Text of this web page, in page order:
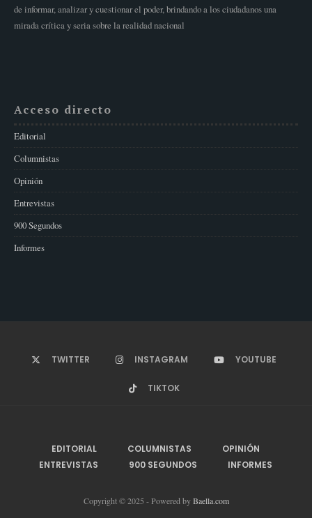
de informar, analizar y cuestionar el poder, brindando a los ciudadanos una
mirada crítica y seria sobre la realidad nacional
Acceso directo
Editorial
Columnistas
Opinión
Entrevistas
900 Segundos
Informes
TWITTER INSTAGRAM YOUTUBE
TIKTOK
EDITORIAL COLUMNISTAS
OPINIÓN
ENTREVISTAS
900 SEGUNDOS INFORMES
Copyright © 2025 - Powered byBaella.com